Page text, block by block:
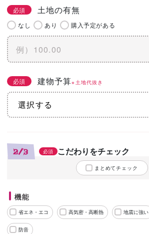
必須 土地の有無
なし あり 購入予定がある
必須 建物予算※土地代抜き
2/3 必須 こだわりをチェック
まとめてチェック
機能
省エネ・エコ 高気密・高断熱 地震に強い
防音